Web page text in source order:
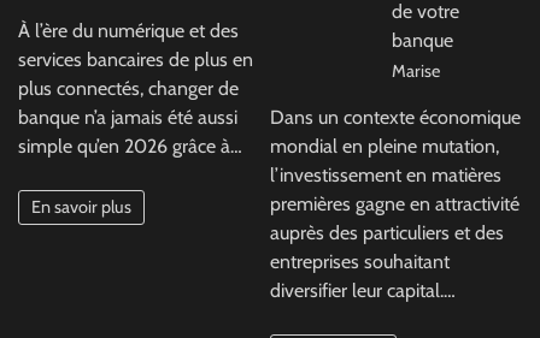
À l’ère du numérique et des
services bancaires de plus en
plus connectés, changer de
banque n’a jamais été aussi
simple qu’en 2026 grâce à…
En savoir plus
de votre
banque
Marise
Dans un contexte économique
mondial en pleine mutation,
l’investissement en matières
premières gagne en attractivité
auprès des particuliers et des
entreprises souhaitant
diversifier leur capital.…